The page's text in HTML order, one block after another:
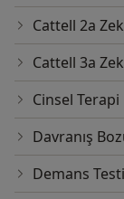
Cattell 2a
Cattell 3a
Cinsel Terapi
Davranış
Demans Testi